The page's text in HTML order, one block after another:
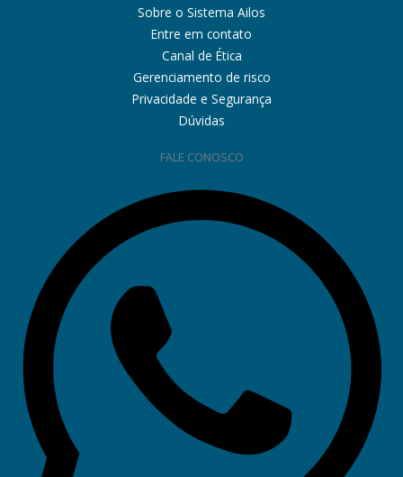
Sobre o Sistema Ailos
Entre em contato
Canal de Ética
Gerenciamento de risco
Privacidade e Segurança
Dúvidas
FALE CONOSCO